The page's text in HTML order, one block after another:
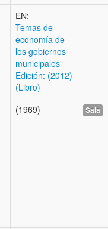
EN:
Temas de
economía de
los gobiernos
municipales
Edición: (2012)
(Libro)
(1969) Sala